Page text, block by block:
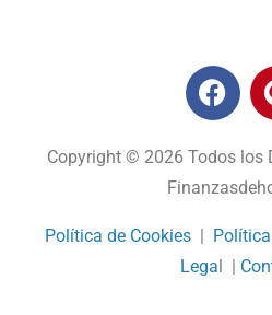
Copyright © 2026 Todos los
Política de Cookies |
Legal |